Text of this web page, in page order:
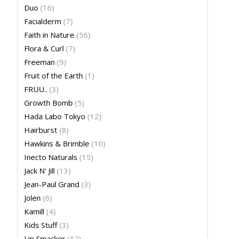
Duo (16)
Facialderm (7)
Faith in Nature (56)
Flora & Curl (7)
Freeman (9)
Fruit of the Earth (1)
FRUU.. (3)
Growth Bomb (5)
Hada Labo Tokyo (12)
Hairburst (8)
Hawkins & Brimble (10)
Inecto Naturals (15)
Jack N' Jill (13)
Jean-Paul Grand (3)
Jolen (6)
Kamill (4)
Kids Stuff (3)